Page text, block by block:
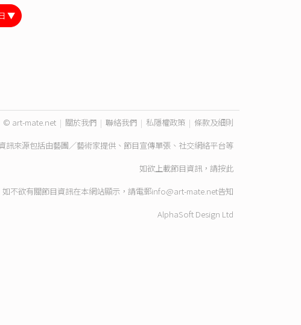
▼
© art-mate.net | 關於我們 | 聯絡我們 | 私隱權政策 | 條款及細則
訊來源包括由藝團／藝術家提供、節目宣傳單張、社交網絡平台等
如欲上載節目資訊，請按此
如不欲有關節目資訊在本網站顯示，請電郵info@art-mate.net告知
AlphaSoft Design Ltd